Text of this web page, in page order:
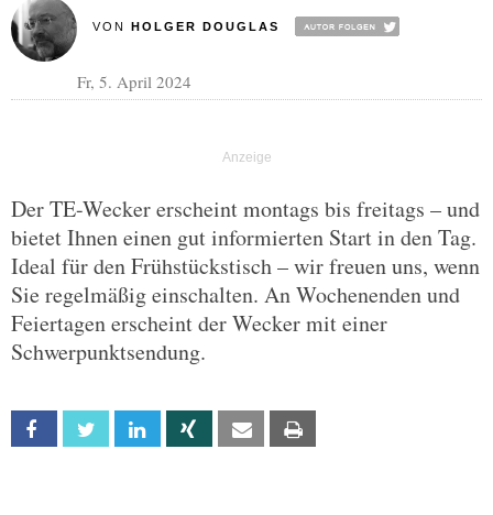
VON HOLGER DOUGLAS
Fr, 5. April 2024
Der TE-Wecker erscheint montags bis freitags – und
bietet Ihnen einen gut informierten Start in den Tag.
Ideal für den Frühstückstisch – wir freuen uns, wenn
Sie regelmäßig einschalten. An Wochenenden und
Feiertagen erscheint der Wecker mit einer
Schwerpunktsendung.
Facebook Twitter Linkedin Xing Email